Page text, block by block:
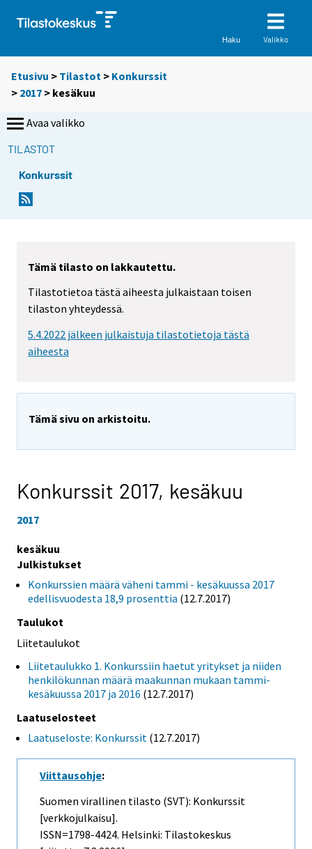
Haku Valikko
Etusivu > Tilastot > Konkurssit
> 2017 > kesäkuu
Avaa valikko
TILASTOT
Konkurssit
Tämä tilasto on lakkautettu.
Tilastotietoa tästä aiheesta julkaistaan toisen
tilaston yhteydessä.
5.4.2022 jälkeen julkaistuja tilastotietoja tästä
aiheesta
Tämä sivu on arkistoitu.
Konkurssit 2017, kesäkuu
2017
kesäkuu
Julkistukset
Konkurssien määrä väheni tammi - kesäkuussa 2017
edellisvuodesta 18,9 prosenttia (12.7.2017)
Taulukot
Liitetaulukot
Liitetaulukko 1. Konkurssiin haetut yritykset ja niiden
henkilökunnan määrä maakunnan mukaan tammi-
kesäkuussa 2017 ja 2016 (12.7.2017)
Laatuselosteet
Laatuseloste: Konkurssit (12.7.2017)
Viittausohje:
Suomen virallinen tilasto (SVT): Konkurssit
[verkkojulkaisu].
ISSN=1798-4424. Helsinki: Tilastokeskus